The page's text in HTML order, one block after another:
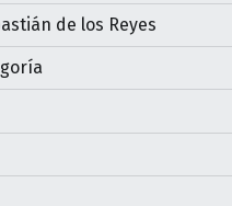
de los Reyes